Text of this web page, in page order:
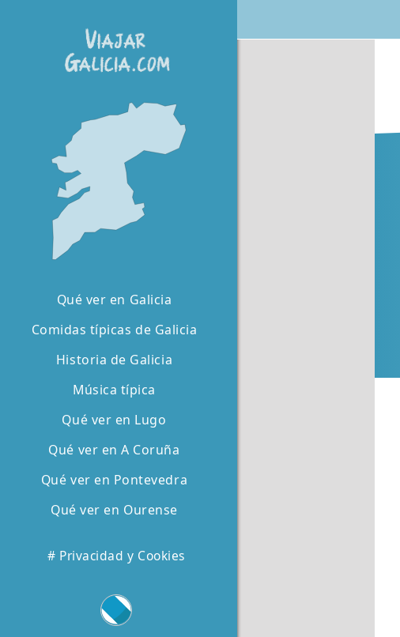
Qué ver en Galicia
Comidas típicas de Galicia
Historia de Galicia
Música típica
Qué ver en Lugo
Qué ver en A Coruña
Qué ver en Pontevedra
Qué ver en Ourense
# Privacidad y Cookies